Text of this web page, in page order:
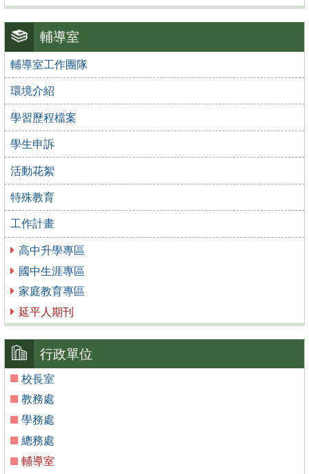
輔導室
輔導室工作團隊
環境介紹
學習歷程檔案
學生申訴
活動花絮
特殊教育
工作計畫
高中升學專區
國中生涯專區
家庭教育專區
延平人期刊
行政單位
校長室
教務處
學務處
總務處
輔導室